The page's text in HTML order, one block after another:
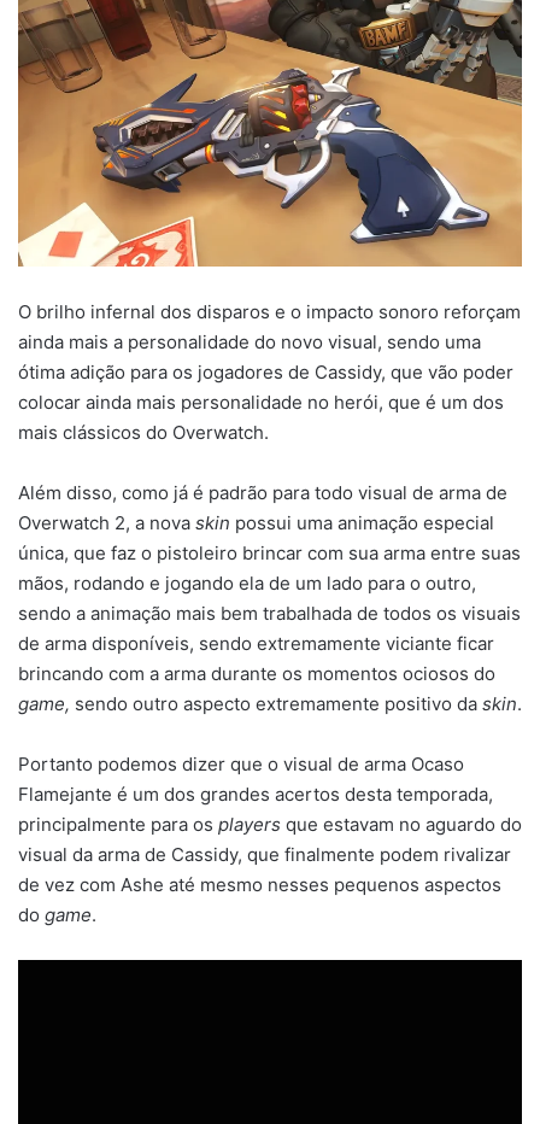
O brilho infernal dos disparos e o impacto sonoro reforçam
ainda mais a personalidade do novo visual, sendo uma
ótima adição para os jogadores de Cassidy, que vão poder
colocar ainda mais personalidade no herói, que é um dos
mais clássicos do Overwatch.
Além disso, como já é padrão para todo visual de arma de
Overwatch 2, a nova skin possui uma animação especial
única, que faz o pistoleiro brincar com sua arma entre suas
mãos, rodando e jogando ela de um lado para o outro,
sendo a animação mais bem trabalhada de todos os visuais
de arma disponíveis, sendo extremamente viciante ficar
brincando com a arma durante os momentos ociosos do
game, sendo outro aspecto extremamente positivo da skin.
Portanto podemos dizer que o visual de arma Ocaso
Flamejante é um dos grandes acertos desta temporada,
principalmente para os players que estavam no aguardo do
visual da arma de Cassidy, que finalmente podem rivalizar
de vez com Ashe até mesmo nesses pequenos aspectos
do game.